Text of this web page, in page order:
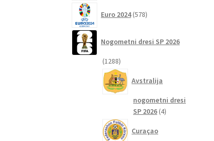
Euro 2024 578izdelkov
Nogometni dresi SP 2026
12881288
izdelkov
Avstralija
nogometni dresi
SP 2026 44
Curaçao